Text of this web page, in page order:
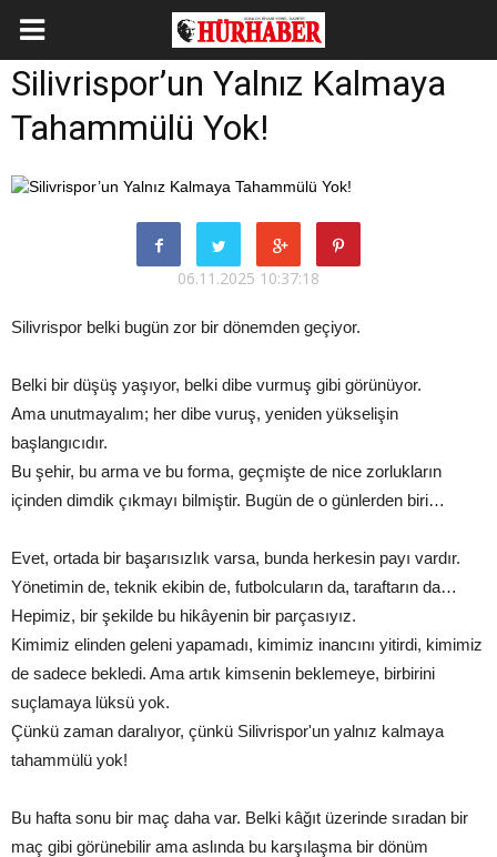
Silivrispor’un Yalnız Kalmaya
Tahammülü Yok!
06.11.2025 10:37:18
Silivrispor belki bugün zor bir dönemden geçiyor.
Belki bir düşüş yaşıyor, belki dibe vurmuş gibi görünüyor.
Ama unutmayalım; her dibe vuruş, yeniden yükselişin
başlangıcıdır.
Bu şehir, bu arma ve bu forma, geçmişte de nice zorlukların
içinden dimdik çıkmayı bilmiştir. Bugün de o günlerden biri…
Evet, ortada bir başarısızlık varsa, bunda herkesin payı vardır.
Yönetimin de, teknik ekibin de, futbolcuların da, taraftarın da…
Hepimiz, bir şekilde bu hikâyenin bir parçasıyız.
Kimimiz elinden geleni yapamadı, kimimiz inancını yitirdi, kimimiz
de sadece bekledi. Ama artık kimsenin beklemeye, birbirini
suçlamaya lüksü yok.
Çünkü zaman daralıyor, çünkü Silivrispor'un yalnız kalmaya
tahammülü yok!
Bu hafta sonu bir maç daha var. Belki kâğıt üzerinde sıradan bir
maç gibi görünebilir ama aslında bu karşılaşma bir dönüm